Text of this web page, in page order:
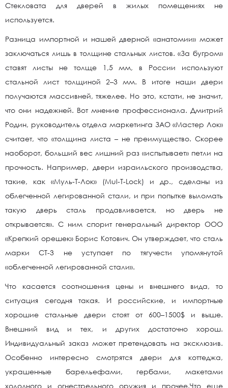
Стекловата для дверей в жилых помещениях не
используется.
Разница импортной и нашей дверной «анатомии» может
заключаться лишь в толщине стальных листов. «За бугром»
ставят листы не толще 1,5 мм, в России используют
стальной лист толщиной 2–3 мм. В итоге наши двери
получаются массивней, тяжелее. Но это, кстати, не значит,
что они надежней. Вот мнение профессионала. Дмитрий
Родин, руководитель отдела маркетинга ЗАО «Мастер Лок»
считает, что «толщина листа – не преимущество. Скорее
наоборот, больший вес лишний раз «испытывает» петли на
прочность. Например, двери израильского производства,
такие, как «Муль-Т-Лок» (Mul-T-Lock) и др., сделаны из
облегченной легированной стали, и при попытке выломать
такую дверь сталь продавливается, но дверь не
открывается». С ним спорит генеральный директор ООО
«Крепкий орешек» Борис Котович. Он утверждает, что сталь
марки СТ-3 не уступает по тягучести упомянутой
«облегченной легированной стали».
Что касается соотношения цены и внешнего вида, то
ситуация сегодня такая. И российские, и импортные
хорошие стальные двери стоят от 600–1500$ и выше.
Внешний вид и тех, и других достаточно хорош.
Индивидуальный заказ может претендовать на эксклюзив.
Особенно интересно смотрятся двери для коттеджа,
украшенные барельефами, гербами, макетами
холодного и огнестрельного оружия и прочее.Что еще